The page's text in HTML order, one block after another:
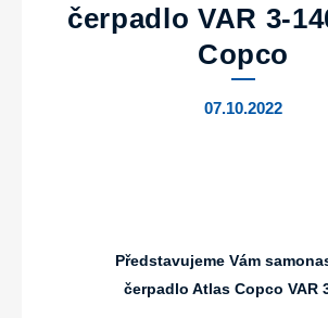
čerpadlo VAR 3-
Copco
07.10.2022
Představujeme Vám
čerpadlo Atlas Copco VAR